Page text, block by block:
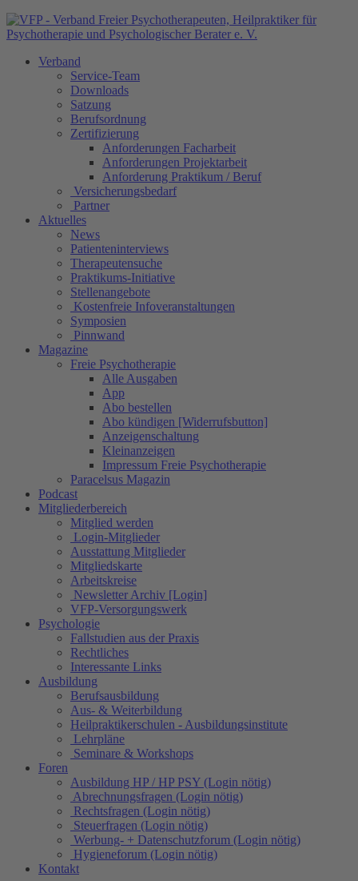
Verband
Service-Team
Downloads
Satzung
Berufsordnung
Zertifizierung
Anforderungen Facharbeit
Anforderungen Projektarbeit
Anforderung Praktikum / Beruf
Versicherungsbedarf
Partner
Aktuelles
News
Patienteninterviews
Therapeutensuche
Praktikums-Initiative
Stellenangebote
Kostenfreie Infoveranstaltungen
Symposien
Pinnwand
Magazine
Freie Psychotherapie
Alle Ausgaben
App
Abo bestellen
Abo kündigen [Widerrufsbutton]
Anzeigenschaltung
Kleinanzeigen
Impressum Freie Psychotherapie
Paracelsus Magazin
Podcast
Mitgliederbereich
Mitglied werden
Login-Mitglieder
Ausstattung Mitglieder
Mitgliedskarte
Arbeitskreise
Newsletter Archiv [Login]
VFP-Versorgungswerk
Psychologie
Fallstudien aus der Praxis
Rechtliches
Interessante Links
Ausbildung
Berufsausbildung
Aus- & Weiterbildung
Heilpraktikerschulen - Ausbildungsinstitute
Lehrpläne
Seminare & Workshops
Foren
Ausbildung HP / HP PSY (Login nötig)
Abrechnungsfragen (Login nötig)
Rechtsfragen (Login nötig)
Steuerfragen (Login nötig)
Werbung- + Datenschutzforum (Login nötig)
Hygieneforum (Login nötig)
Kontakt